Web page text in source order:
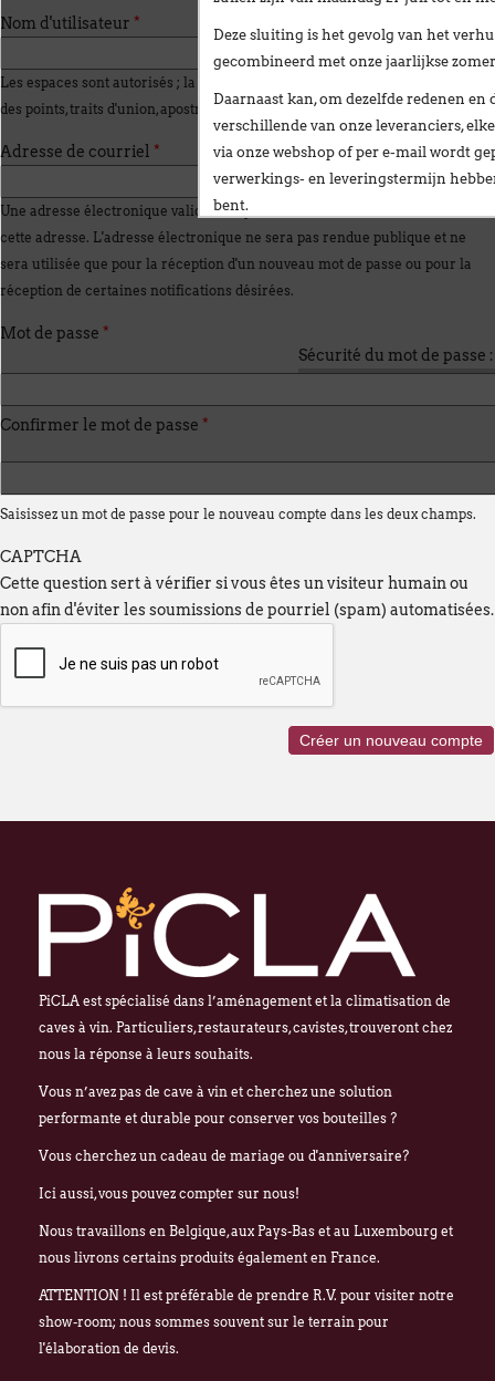
Nom d'utilisateur *
Les espaces sont autorisés ; la ponctuation n'est pas autorisée à l'exception
des points, traits d'union, apostrophes et tirets bas.
Adresse de courriel *
Une adresse électronique valide. Le système enverra tous les courriels à
cette adresse. L'adresse électronique ne sera pas rendue publique et ne
sera utilisée que pour la réception d'un nouveau mot de passe ou pour la
réception de certaines notifications désirées.
Sécurité du mot de passe :
Mot de passe *
Confirmer le mot de passe *
Saisissez un mot de passe pour le nouveau compte dans les deux champs.
CAPTCHA
Cette question sert à vérifier si vous êtes un visiteur humain ou
non afin d'éviter les soumissions de pourriel (spam) automatisées.
PiCLA est spécialisé dans l’aménagement et la climatisation de
caves à vin. Particuliers, restaurateurs, cavistes, trouveront chez
nous la réponse à leurs souhaits.
Vous n’avez pas de cave à vin et cherchez une solution
performante et durable pour conserver vos bouteilles ?
Vous cherchez un cadeau de mariage ou d'anniversaire?
Ici aussi, vous pouvez compter sur nous!
Nous travaillons en Belgique, aux Pays-Bas et au Luxembourg et
nous livrons certains produits également en France.
ATTENTION ! Il est préférable de prendre R.V. pour visiter notre
show-room; nous sommes souvent sur le terrain pour
l'élaboration de devis.
Deze sluiting is het gevolg van het
gecombineerd met onzejaarlijkse
Daarnaast kan, om dezelfde redenen
verschillende van onze leveranciers,
via onze webshop of per e-mailwordt
verwerkings- en leveringstermijn
bent.
Wij stellen alles in het werk om deze
te beperken en danken u oprecht voor
Broekweg 12W
1601 Sint-Pieters-Leeuw
fermésdu lundi 27 juillet au vendredi
Cette fermeture est liée au
qu'à notrefermeture estivale annuelle
Par ailleurs, en raison de ces mêmes
fermeture estivale de plusieurs de nos
remercions sincèrement pour votre
lundi 24 août , nous aurons
dans nos nouveaux locaux à l'adresse
Broekweg 12W
1620 Drogenbos
François Dubaere et Géraldine Dubaere